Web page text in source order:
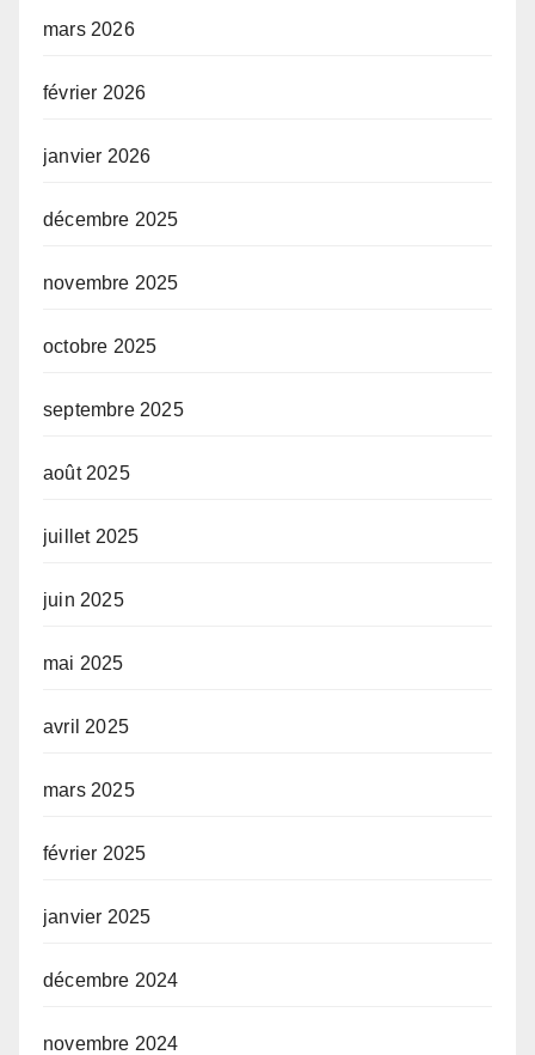
mars 2026
février 2026
janvier 2026
décembre 2025
novembre 2025
octobre 2025
septembre 2025
août 2025
juillet 2025
juin 2025
mai 2025
avril 2025
mars 2025
février 2025
janvier 2025
décembre 2024
novembre 2024